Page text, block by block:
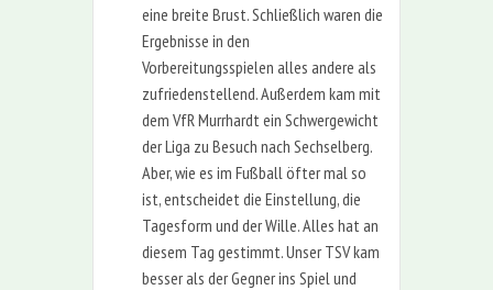
eine breite Brust. Schließlich waren die
Ergebnisse in den
Vorbereitungsspielen alles andere als
zufriedenstellend. Außerdem kam mit
dem VfR Murrhardt ein Schwergewicht
der Liga zu Besuch nach Sechselberg.
Aber, wie es im Fußball öfter mal so
ist, entscheidet die Einstellung, die
Tagesform und der Wille. Alles hat an
diesem Tag gestimmt. Unser TSV kam
besser als der Gegner ins Spiel und